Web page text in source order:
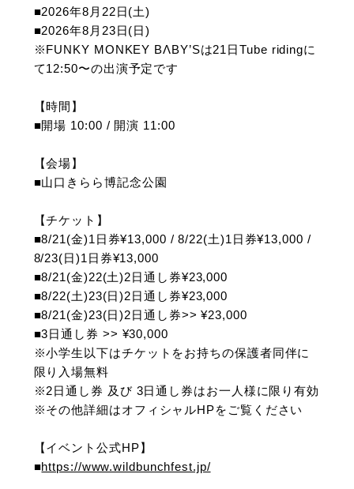
■2026年8月22日(土)
■2026年8月23日(日)
※FUNKY MONKEY BΛBY’Sは21日Tube ridingに
て12:50〜の出演予定です
【時間】
■開場 10:00 / 開演 11:00
【会場】
■山口きらら博記念公園
【チケット】
■8/21(金)1日券¥13,000 / 8/22(土)1日券¥13,000 /
8/23(日)1日券¥13,000
■8/21(金)22(土)2日通し券¥23,000
■8/22(土)23(日)2日通し券¥23,000
■8/21(金)23(日)2日通し券>> ¥23,000
■3日通し券 >> ¥30,000
※小学生以下はチケットをお持ちの保護者同伴に
限り入場無料
※2日通し券 及び 3日通し券はお一人様に限り有効
※その他詳細はオフィシャルHPをご覧ください
【イベント公式HP】
■https://www.wildbunchfest.jp/